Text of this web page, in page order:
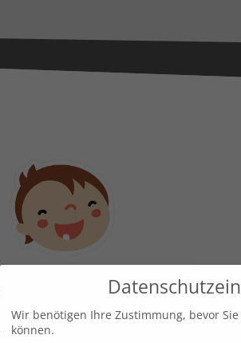
& Handmade with in Austria!
Wir benötigen Ihre Zustimmung, bevor
können.